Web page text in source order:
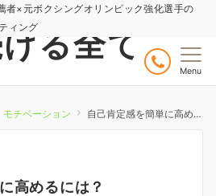
者×元ボクシングオリンピック強化選手の
ィングる全て
Menu
モチベーション 自己肯定感を簡単に高めるには？
高めるには？